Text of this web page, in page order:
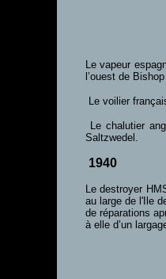
Le vapeur
l’ouest de
Le voilier
Le chalutier
Saltzwedel.
1940
Le destroyer
au large de l'Ile
de réparations
à elle d’un